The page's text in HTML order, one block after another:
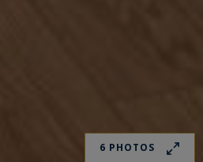
6 PHOTOS